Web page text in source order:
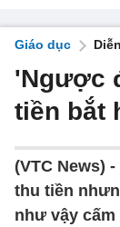
Giáo dục
'Ngược
tiền bắt
(VTC News) -
thu tiền
như vậy